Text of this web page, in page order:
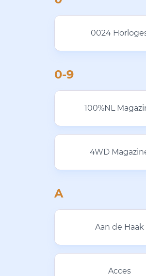
0024
0-9
100%NL
4WD
A
Aan de Haak
Acces